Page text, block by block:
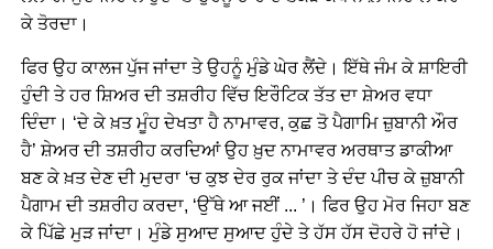
ਕੇ ਤੋਰਦਾ।
ਫਿਰ ਉਹ ਕਾਲਜ ਪੁੱਜ ਜਾਂਦਾ ਤੇ ਉਹਨੂੰ ਮੁੰਡੇ ਘੇਰ ਲੈਂਦੇ। ਇੱਥੇ ਜੰਮ ਕੇ ਸ਼ਾਇਰੀ
ਹੁੰਦੀ ਤੇ ਹਰ ਸ਼ਿਅਰ ਦੀ ਤਸ਼ਰੀਹ ਵਿੱਚ ਇਰੌਟਿਕ ਤੱਤ ਦਾ ਸ਼ੇਅਰ ਵਧਾ
ਦਿੰਦਾ। ‘ਦੇ ਕੇ ਖ਼ਤ ਮੂੰਹ ਦੇਖਤਾ ਹੈ ਨਾਮਾਵਰ, ਕੁਛ ਤੋ ਪੈਗਾਮਿ ਜ਼ੁਬਾਨੀ ਔਰ
ਹੈ’ ਸ਼ੇਅਰ ਦੀ ਤਸ਼ਰੀਹ ਕਰਦਿਆਂ ਉਹ ਖ਼ੁਦ ਨਾਮਾਵਰ ਅਰਥਾਤ ਡਾਕੀਆ
ਬਣ ਕੇ ਖ਼ਤ ਦੇਣ ਦੀ ਮੁਦਰਾ ‘ਚ ਕੁਝ ਦੇਰ ਰੁਕ ਜਾਂਦਾ ਤੇ ਦੰਦ ਪੀਚ ਕੇ ਜ਼ੁਬਾਨੀ
ਪੈਗਾਮ ਦੀ ਤਸ਼ਰੀਹ ਕਰਦਾ, ‘ਉੱਥੇ ਆ ਜਈਂ ... ’। ਫਿਰ ਉਹ ਮੋਰ ਜਿਹਾ ਬਣ
ਕੇ ਪਿੱਛੇ ਮੁੜ ਜਾਂਦਾ। ਮੁੰਡੇ ਸੁਆਦ ਸੁਆਦ ਹੁੰਦੇ ਤੇ ਹੱਸ ਹੱਸ ਦੋਹਰੇ ਹੋ ਜਾਂਦੇ।